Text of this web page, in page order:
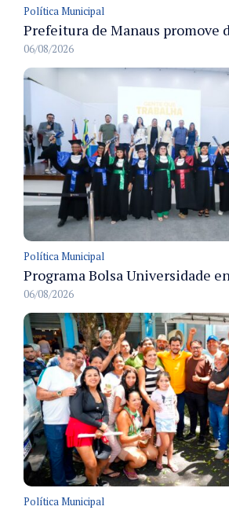
Política Municipal
06/08/2026
Política Municipal
06/08/2026
Política Municipal